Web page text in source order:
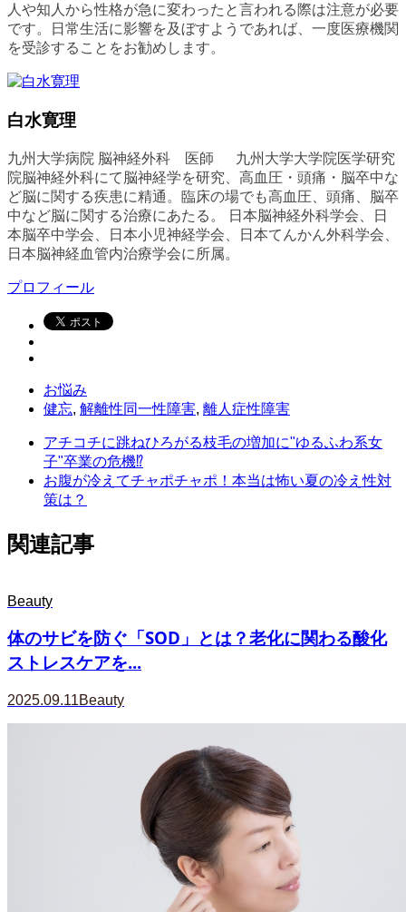
人や知人から性格が急に変わったと言われる際は注意が必要
です。日常生活に影響を及ぼすようであれば、一度医療機関
を受診することをお勧めします。
白水寛理
九州大学病院 脳神経外科 医師 九州大学大学院医学研究
院脳神経外科にて脳神経学を研究、高血圧・頭痛・脳卒中な
ど脳に関する疾患に精通。臨床の場でも高血圧、頭痛、脳卒
中など脳に関する治療にあたる。 日本脳神経外科学会、日
本脳卒中学会、日本小児神経学会、日本てんかん外科学会、
日本脳神経血管内治療学会に所属。
プロフィール
お悩み
健忘, 解離性同一性障害, 離人症性障害
アチコチに跳ねひろがる枝毛の増加に"ゆるふわ系女
子"卒業の危機⁉︎
お腹が冷えてチャポチャポ！本当は怖い夏の冷え性対
策は？
関連記事
Beauty
体のサビを防ぐ「SOD」とは？老化に関わる酸化
ストレスケアを...
2025.09.11Beauty